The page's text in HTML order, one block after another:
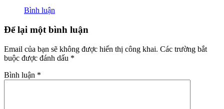
Bình luận
Để lại một bình luận
Email của bạn sẽ không được hiển thị công khai. Các trường bắt
buộc được đánh dấu *
Bình luận *